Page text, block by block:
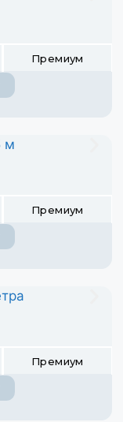
Премиум
Премиум
Премиум